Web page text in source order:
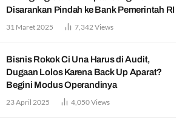
Disarankan Pindah ke Bank Pemerintah RI
31 Maret 2025 7,342 Views
Bisnis Rokok Ci Una Harus di Audit,
Dugaan Lolos Karena Back Up Aparat?
Begini Modus Operandinya
23 April 2025 4,050Views